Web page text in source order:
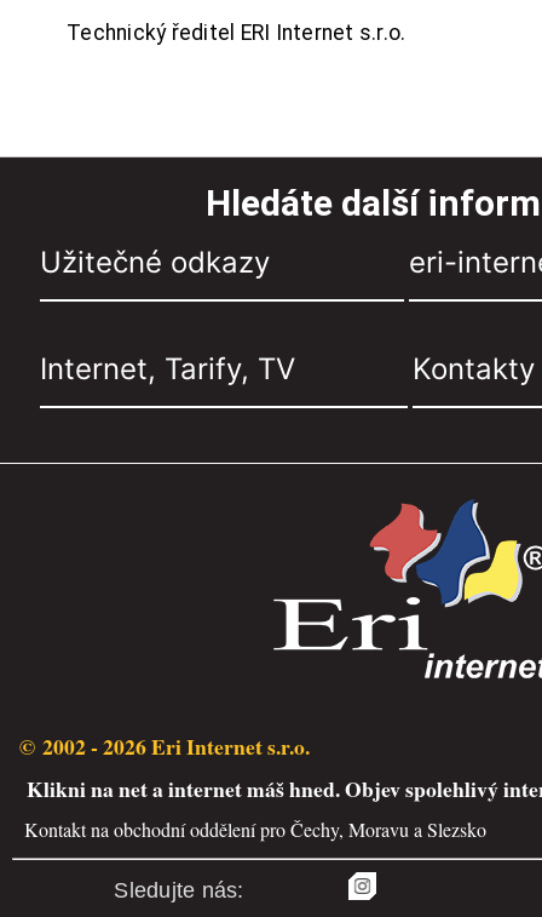
Technický ředitel ERI Internet s.r.o.
Hledáte další
Užitečné odkazy eri-
Internet, Tarify, TV Kontakty
© 2002 - 2026 Eri Internet s.r.o.
Klikni na net a internet máš hned. Objev spolehlivý
Kontakt na obchodní oddělení pro Čechy, Moravu a Slezsko
Sledujte nás: